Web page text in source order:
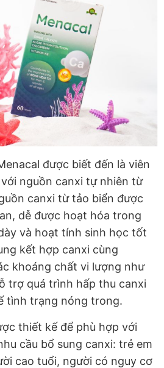
được biết đến là viên
nguồn canxi tự nhiên từ
canxi từ tảo biển được
dễ được hoạt hóa trong
và hoạt tính sinh học tốt
kết hợp canxi cùng
khoáng chất vi lượng như
trợ quá trình hấp thu canxi
tình trạng nóng trong.
thiết kế để phù hợp với
cầu bổ sung canxi: trẻ em
cao tuổi, người có nguy cơ